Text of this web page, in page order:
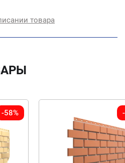
товара
-58%